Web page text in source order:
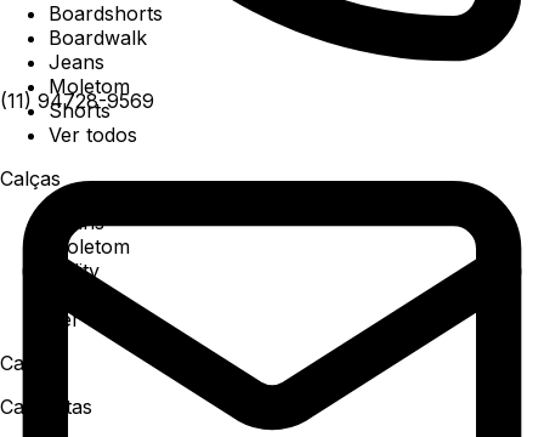
(11) 94728-9569
Boardshorts
Boardwalk
Jeans
Moletom
Shorts
Ver todos
Calças
Jeans
Moletom
Utility
Ver todos
Camisa
Camisetas